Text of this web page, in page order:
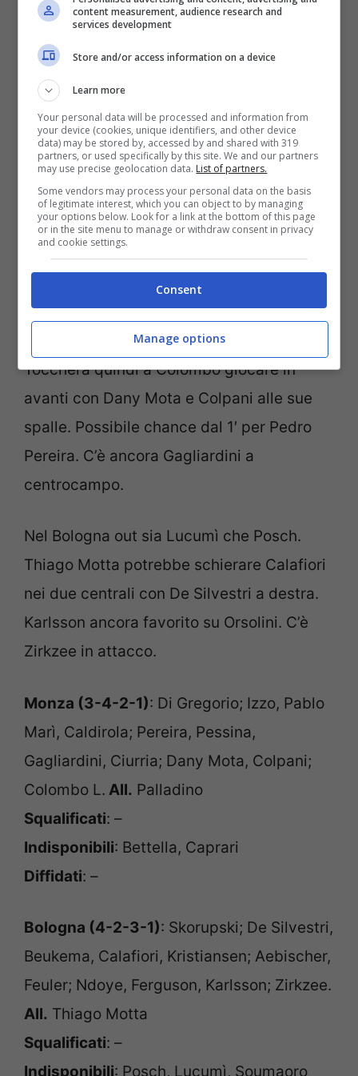
Chance per Colombo dal 1′ in casa Monza – Notizie.top –
Nel Monza la tegola è sicuramente Caprari.
Toccherà quindi a Colombo giocare in
avanti con Dany Mota e Colpani alle sue
spalle. Possibile chance dal 1′ per Pedro
Pereira. C’è ancora Gagliardini a
centrocampo.
Nel Bologna out sia Lucumì che Posch.
Thiago Motta potrebbe schierare Calafiori
nei due centrali con De Silvestri a destra.
Karlsson ancora favorito su Orsolini. C’è
Zirkzee in attacco.
Monza (3-4-2-1): Di Gregorio; Izzo, Pablo
Marì, Caldirola; Pereira, Pessina,
Gagliardini, Ciurria; Dany Mota, Colpani;
Colombo L. All. Palladino
Squalificati: –
Indisponibili: Bettella, Caprari
Diffidati: –
Bologna (4-2-3-1): Skorupski; De Silvestri,
Beukema, Calafiori, Kristiansen; Aebischer,
Feuler; Ndoye, Ferguson, Karlsson; Zirkzee.
All. Thiago Motta
Squalificati: –
Indisponibili: Posch, Lucumì, Soumaoro
content measurement, audience research and
services development
Store and/or access information on a device
Learn more
Your personal data will be processed and information from
your device (cookies, unique identifiers, and other device
data) may be stored by, accessed by and shared with 319
partners, or used specifically by this site. We and our partners
may use precise geolocation data. List of partners.
Some vendors may process your personal data on the basis
of legitimate interest, which you can object to by managing
your options below. Look for a link at the bottom of this page
or in the site menu to manage or withdraw consent in privacy
and cookie settings.
Consent
Manage options